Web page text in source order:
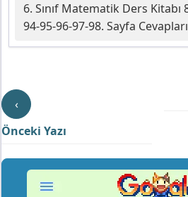
6. Sınıf Matematik Ders Kitabı
94-95-96-97-98. Sayfa
‹
Önceki Yazı